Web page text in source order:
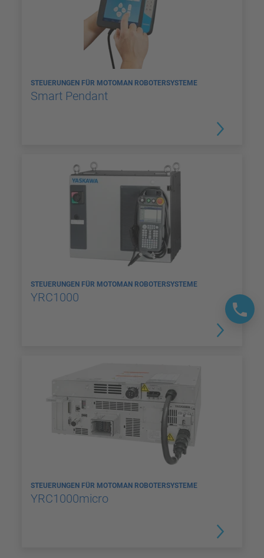
STEUERUNGEN FÜR MOTOMAN ROBOTERSYSTEME
Smart Pendant
STEUERUNGEN FÜR MOTOMAN ROBOTERSYSTEME
YRC1000
STEUERUNGEN FÜR MOTOMAN ROBOTERSYSTEME
YRC1000micro